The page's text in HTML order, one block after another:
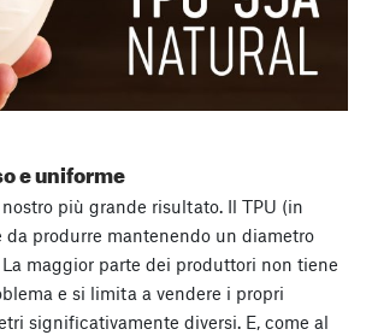
e uniforme
più grande risultato. Il TPU (in
produrre mantenendo un diametro
maggior parte dei produttori non tiene
e si limita a vendere i propri
significativamente diversi. E, come al